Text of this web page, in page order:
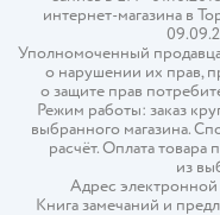
интернет-магазина в
Уполномоченный
о нарушении их прав,
о защите прав
Режим работы: заказ
выбранного магазина.
расчёт. Оплата
из
Адрес
Книга замечаний и